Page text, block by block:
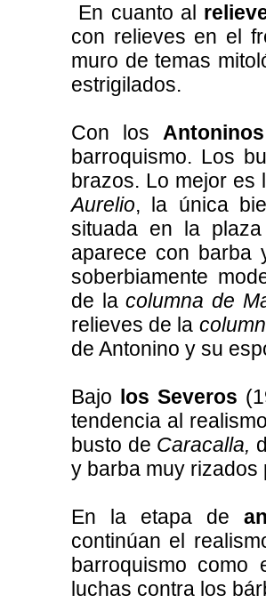
En cuanto al
con relieves en el
muro de temas
estrigilados.
Con los Antoninos
barroquismo. Los
brazos. Lo mejor
Aurelio, la única
situada en la
aparece con barba
soberbiamente
de lacolumna de
relieves de la
de Antonino y su
Bajo los Severos
tendencia al
busto de Caracalla,
y barba muy
En la etapa de
continúan el
barroquismo como
luchas contra los